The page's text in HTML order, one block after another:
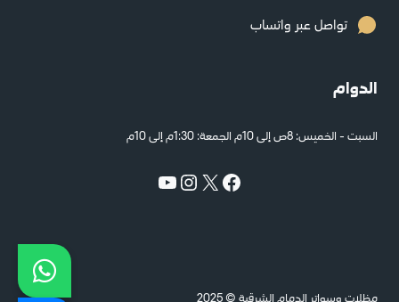
تواصل عبر واتساب
الدوام
السبت - الخميس: 8ص إلى 10م الجمعة: 1:30م إلى 10م
Facebook
X
Instagram
YouTube
مظلات وسواتر الدمام الشرقية © 2025